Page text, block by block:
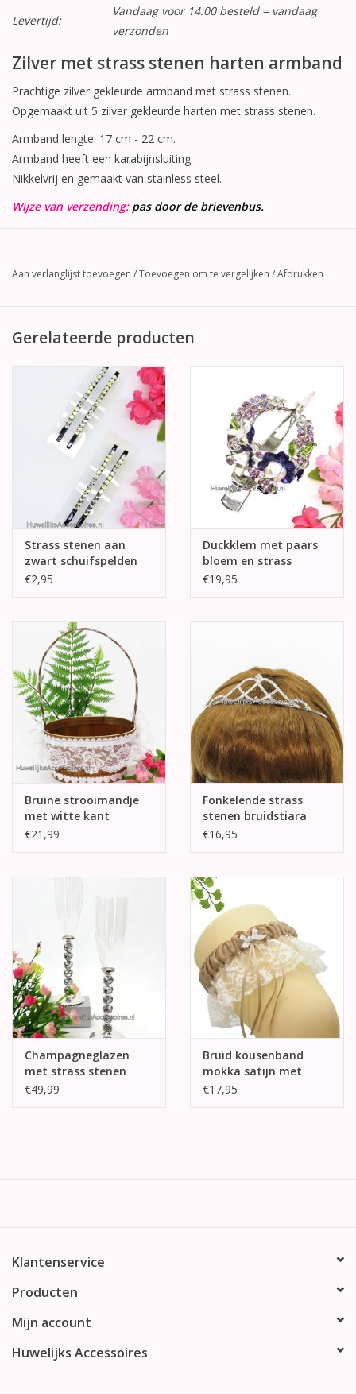
Levertijd:
Vandaag voor 14:00 besteld = vandaag
verzonden
Zilver met strass stenen harten armband
Prachtige zilver gekleurde armband met strass stenen.
Opgemaakt uit 5 zilver gekleurde harten met strass stenen.
Armband lengte: 17 cm - 22 cm.
Armband heeft een karabijnsluiting.
Nikkelvrij en gemaakt van stainless steel.
Wijze van verzending: pas door de brievenbus.
Aan verlanglijst toevoegen /Toevoegen om te vergelijken /Afdrukken
Gerelateerde producten
Strass stenen aan
zwart schuifspelden
€2,95
Duckklem met paars
bloem en strass
stenen
€19,95
Bruine strooimandje
met witte kant
€21,99
Fonkelende strass
stenen bruidstiara
€16,95
Champagneglazen
met strass stenen
€49,99
Bruid kousenband
mokka satijn met
ivoor kant
€17,95
Klantenservice
Producten
Mijn account
Huwelijks Accessoires